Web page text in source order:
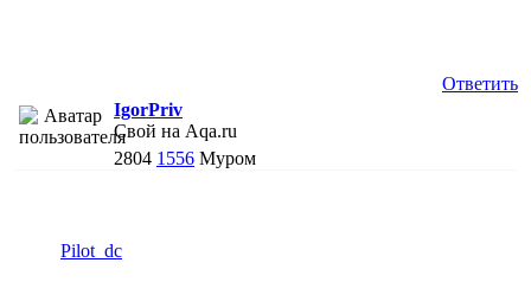
Ответить
IgorPriv
Свой на Aqa.ru
2804 1556 Муром
Pilot_dc